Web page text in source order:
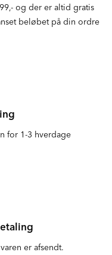
og der er altid gratis
beløbet på din ordre
for 1-3 hverdage
er afsendt.